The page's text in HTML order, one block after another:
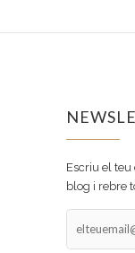
Escriu el
blog i rebre